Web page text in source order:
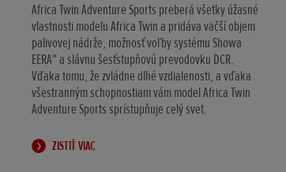
Africa Twin Adventure Sports preberá všetky úžasné
vlastnosti modelu Africa Twin a pridáva väčší objem
palivovej nádrže, možnosť voľby systému Showa
EERA™ a slávnu šesťstupňovú prevodovku DCR.
Vďaka tomu, že zvládne dlhé vzdialenosti, a vďaka
všestranným schopnostiam vám model Africa Twin
Adventure Sports sprístupňuje celý svet.
ZISTIŤ VIAC